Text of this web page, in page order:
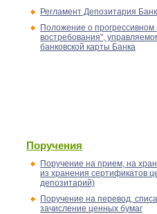
Регламент Депозитария
Положение о прогрессивном
востребования",
банковской карты Банка
Поручения
Поручение на прием, на
из хранения сертификатов
депозитарий)
Поручение на перевод,
зачисление ценных бумаг